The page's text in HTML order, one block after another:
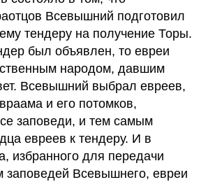
Всевышний подготовил
тендеру на получение Торы.
был объявлен, то евреи
народом, давшим
Всевышний выбрал евреев,
и его потомков,
заповеди, и тем самым
евреев к тендеру. И в
избранного для передачи
заповедей Всевышнего, евреи